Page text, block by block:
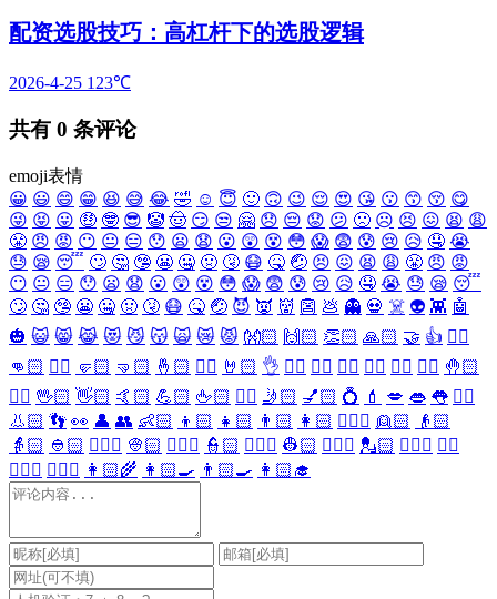
配资选股技巧：高杠杆下的选股逻辑
2026-4-25 123℃
共有 0 条评论
emoji表情
😀 😃 😄 😁 😆 😅 😂 🤣 ☺️ 😇 🙂 🙃 😉 😌 😍 😘 😗 😙 😚 😋
😜 😝 😛 🤑 🤓 😎 🤡 🤠 😏 😒 🤗 😞 😔 😟 😕 🙁 ☹️ 😣 😖 😫 😩
😤 😠 😡 😶 😐 😑 😯 😦 😧 😮 😲 😵 😳 😱 😨 😰 😢 😥 🤤 😭
😓 😪 😴 🙄 🤔 🤥 😬 🤐 🤢 🤧 😷 🤒 🤕 😣 😖 😫 😩 😤 😠 😡
😶 😐 😑 😯 😦 😧 😮 😲 😵 😳 😱 😨 😰 😢 😥 🤤 😭 😓 😪 😴
🙄 🤔 🤥 😬 🤐 🤢 🤧 😷 🤒 🤕 😈 👿 👹 👺 💩 👻 💀 ☠️ 👽 👾 🤖
🎃 😺 😸 😹 😻 😼 😽 🙀 😿 😾 👐🏻 🙌🏻 👏🏻 🙏🏻 🤝 👍 👎🏻
👊🏻 ✊🏻 🤛🏻 🤜🏻 🤞🏻 ✌🏻 🤘🏻 👌 👈🏻 👉🏻 👆🏻 👇🏻 ☝🏻 ✋🏻 🤚🏻
🖐🏻 🖖🏻 👋🏻 🤙🏻 💪🏻 🖕🏻 ✍🏻 🤳🏻 💅🏻 💍 💄 💋 👄 👅 👂🏻
👃🏻 👣 👀 👤 👥 👶🏻 👦🏻 👧🏻 👨🏻 👩🏻 👱🏻‍♀️ 👱🏻
👴🏻
👵🏻 👲🏻 👳🏻‍♀️ 👳🏻 👮🏻‍♀️ 👮🏻 👷🏻‍♀️ 👷🏻 💂🏻‍♀️ 💂🏻 🕵🏻‍♀️ 🕵🏻
👩🏻‍⚕️ 👨🏻‍⚕️ 👩🏻‍🌾 👩🏻‍🍳 👨🏻‍🍳 👩🏻‍🎓